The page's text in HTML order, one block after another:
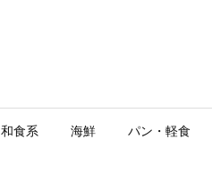
和食系 海鮮 パン・軽食